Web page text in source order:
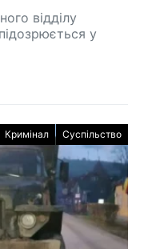
відділу
у
Кримінал Суспільство